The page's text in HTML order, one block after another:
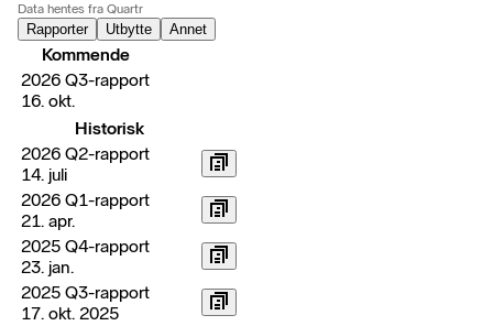
Data hentes fra Quartr
Rapporter Utbytte Annet
Kommende
2026 Q3-rapport
16. okt.
Historisk
2026 Q2-rapport
14. juli
2026 Q1-rapport
21. apr.
2025 Q4-rapport
23. jan.
2025 Q3-rapport
17. okt. 2025